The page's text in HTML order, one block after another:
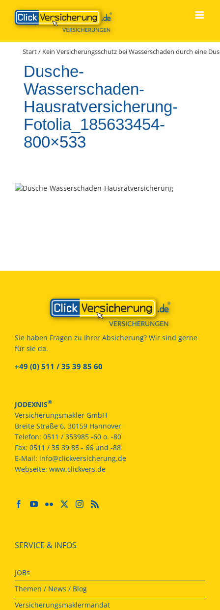
Inhalt
springen
Start/ Kein Versicherungsschutz bei Wasserschaden durch eine
Dusche-
Wasserschaden-
Hausratversicherung-
Fotolia_185633454-
800×533
Sie haben Fragen zu Ihrer Absicherung? Wir sind gerne
für sie da.
+49 (0) 511 / 35 39 85 60
JODEXNIS®
Versicherungsmakler GmbH
Breite Straße 6, 30159 Hannover
Telefon: 0511 / 353985 -60 o. -80
Fax: 0511 / 35 39 85 - 66 und -88
E-Mail: info@clickversicherung.de
Webseite: www.clickvers.de
SERVICE & INFOS
JOBs
Themen / News / Blog
Versicherungsmaklermandat